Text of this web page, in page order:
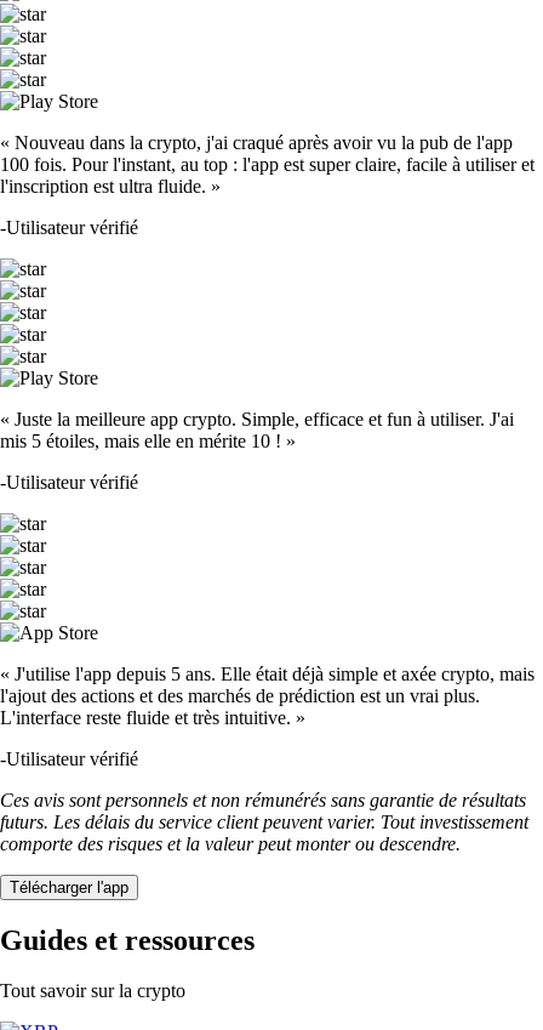
« Nouveau dans la crypto, j'ai craqué après avoir vu la pub de l'app
100 fois. Pour l'instant, au top : l'app est super claire, facile à utiliser et
l'inscription est ultra fluide. »
-Utilisateur vérifié
« Juste la meilleure app crypto. Simple, efficace et fun à utiliser. J'ai
mis 5 étoiles, mais elle en mérite 10 ! »
-Utilisateur vérifié
« J'utilise l'app depuis 5 ans. Elle était déjà simple et axée crypto, mais
l'ajout des actions et des marchés de prédiction est un vrai plus.
L'interface reste fluide et très intuitive. »
-Utilisateur vérifié
Ces avis sont personnels et non rémunérés sans garantie de résultats
futurs. Les délais du service client peuvent varier. Tout investissement
comporte des risques et la valeur peut monter ou descendre.
Télécharger l'app
Guides et ressources
Tout savoir sur la crypto